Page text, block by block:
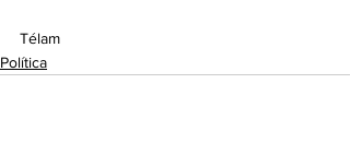
Télam
Política